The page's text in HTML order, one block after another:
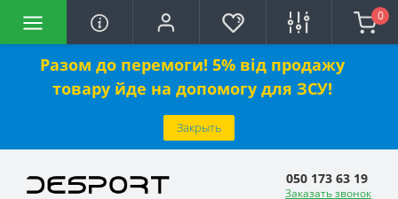
Разом до перемоги! 5% від продажу
товару йде на допомогу для ЗСУ!
Закрыть
0
050 173 63 19
Заказать звонок